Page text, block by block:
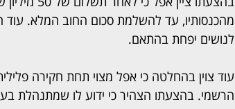
מהכנסותיו, עד להשלמת סכום החוב המלא. עוד
לנושים יפחת בהתאם.
עוד צוין בהחלטה כי אפל מצוי תחת חקירה
הרשמי. בהצעתו הצהיר כי ידוע לו שמתנהלת